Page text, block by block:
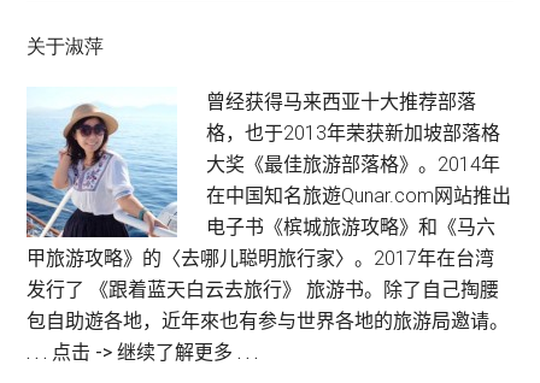
关于淑萍
曾经获得马来西亚十大推荐部落
格，也于2013年荣获新加坡部落格
大奖《最佳旅游部落格》。2014年
在中国知名旅遊Qunar.com网站推出
电子书《槟城旅游攻略》和《马六
甲旅游攻略》的〈去哪儿聪明旅行家〉。2017年在台湾
发行了 《跟着蓝天白云去旅行》 旅游书。除了自己掏腰
包自助遊各地，近年來也有参与世界各地的旅游局邀请。
. . . 点击 -> 继续了解更多 . . .